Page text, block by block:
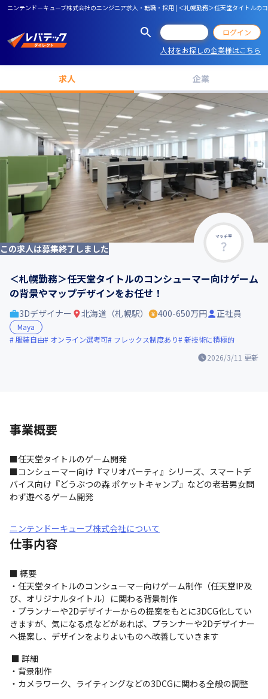
ニンテンドーキューブ株式会社のエンジニア求人・転職・採用 | ＜札幌勤務＞任天堂タイトル
ログイン
人材をお探しの企業様はこちら
求人 企業
マッチ率
この求人は募集終了しました
＜札幌勤務＞任天堂タイトルのコンシューマー向けゲーム
の背景やマップデザインをお任せ！
2026/3/11 更新
3Dデザイナー 北海道（札幌駅） 400-650万円 正社員
Maya
服装自由
オンライン選考可 フレックス制度あり 新技術に積極的
事業概要
■任天堂タイトルのゲーム開発
■コンシューマー向け『マリオパーティ』シリーズ、スマートデ
バイス向け『どうぶつの森 ポケットキャンプ』などの老若男女問
わず遊べるゲーム開発
ニンテンドーキューブ株式会社について
仕事内容
■ 概要
・任天堂タイトルのコンシューマー向けゲーム制作（任天堂IP及
び、オリジナルタイトル）に関わる背景制作
・プランナーや2Dデザイナーからの提案をもとに3DCG化してい
きますが、気になる点などがあれば、プランナーや2Dデザイナー
へ提案し、デザインをよりよいものへ改善していきます
・背景制作
・カメラワーク、ライティングなどの3DCGに関わる全般の調整